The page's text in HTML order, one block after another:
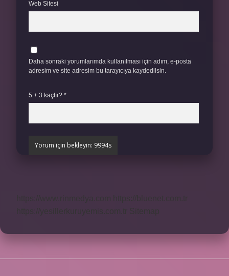
Web Sitesi
Daha sonraki yorumlarımda kullanılması için adım, e-posta
adresim ve site adresim bu tarayıcıya kaydedilsin.
5 + 3 kaçtır? *